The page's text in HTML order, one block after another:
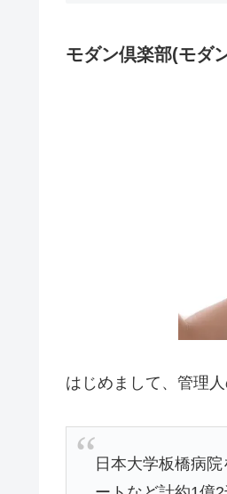
モダン倶楽部(モダ
はじめまして、管理
日本大学板橋病